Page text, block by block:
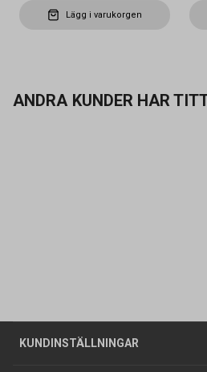
Lägg i varukorgen
ANDRA KUNDER HAR
KUNDINSTÄLLNINGAR
Företagskund / Privatkund
Allmänna försäljningsvillkor
Butiker
Om oss